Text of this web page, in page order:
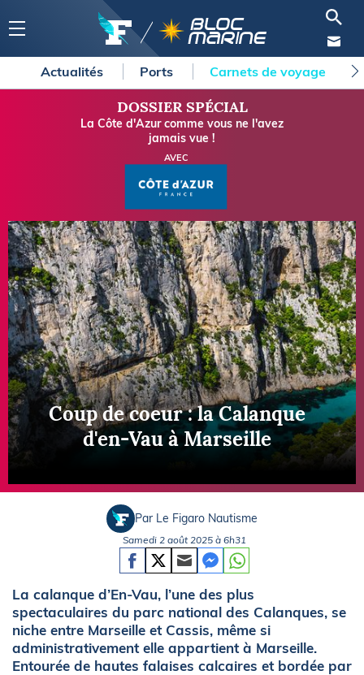
Actualités Ports Carnets de voyage
DOSSIER SPÉCIAL
La Côte d'Azur comme vous ne l'avez
jamais vue !
AVEC
Coup de coeur : la Calanque
d'en-Vau à Marseille
Par Le Figaro Nautisme
Samedi 2 août 2025 à 6h31
La calanque d’En-Vau, l’une des plus
spectaculaires du parc national des Calanques, se
niche entre Marseille et Cassis, même si
administrativement elle appartient à Marseille.
Entourée de hautes falaises calcaires et bordée par